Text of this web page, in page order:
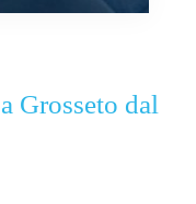
Grosseto dal